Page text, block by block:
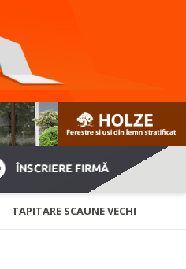
ÎNSCRIERE FIRMĂ
TAPITARE SCAUNE VECHI